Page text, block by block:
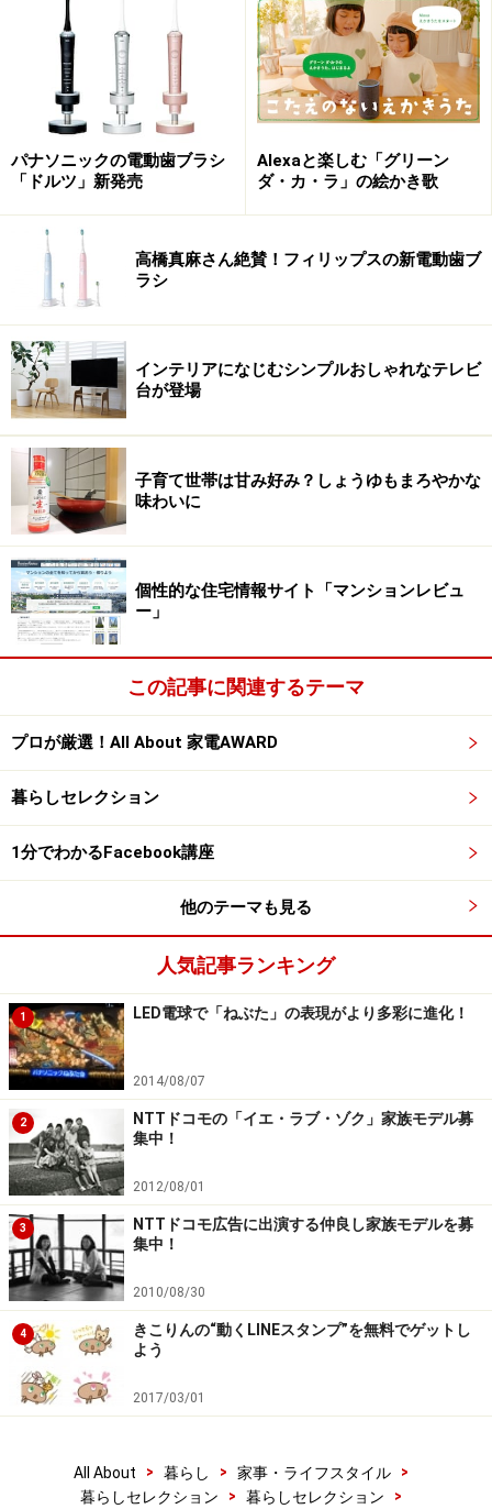
パナソニックの電動歯ブラシ
「ドルツ」新発売
Alexaと楽しむ「グリーン
ダ・カ・ラ」の絵かき歌
高橋真麻さん絶賛！フィリップスの新電動歯ブ
ラシ
インテリアになじむシンプルおしゃれなテレビ
台が登場
子育て世帯は甘み好み？しょうゆもまろやかな
味わいに
個性的な住宅情報サイト「マンションレビュ
ー」
この記事に関連するテーマ
プロが厳選！All About 家電AWARD
暮らしセレクション
1分でわかるFacebook講座
他のテーマも見る
人気記事ランキング
1 LED電球で「ねぶた」の表現がより多彩に進化！
2014/08/07
2
NTTドコモの「イエ・ラブ・ゾク」家族モデル募
集中！
2012/08/01
3
NTTドコモ広告に出演する仲良し家族モデルを募
集中！
2010/08/30
4
きこりんの“動くLINEスタンプ”を無料でゲットし
よう
2017/03/01
All About > 暮らし > 家事・ライフスタイル
>
暮らしセレクション
> 暮らしセレクション >